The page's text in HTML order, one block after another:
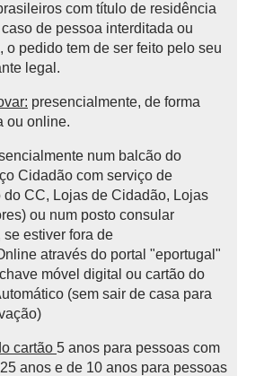
com título de residência
de pessoa interditada ou
o pedido tem de ser feito pelo seu
legal.
presencialmente, de forma
ou online.
num balcão do
Cidadão com serviço de
do CC, Lojas de Cidadão, Lojas
ou num posto consular
se estiver fora de
através do portal "eportugal"
móvel digital ou cartão do
(sem sair de casa para
cartão 5 anos para pessoas com
anos e de 10 anos para pessoas